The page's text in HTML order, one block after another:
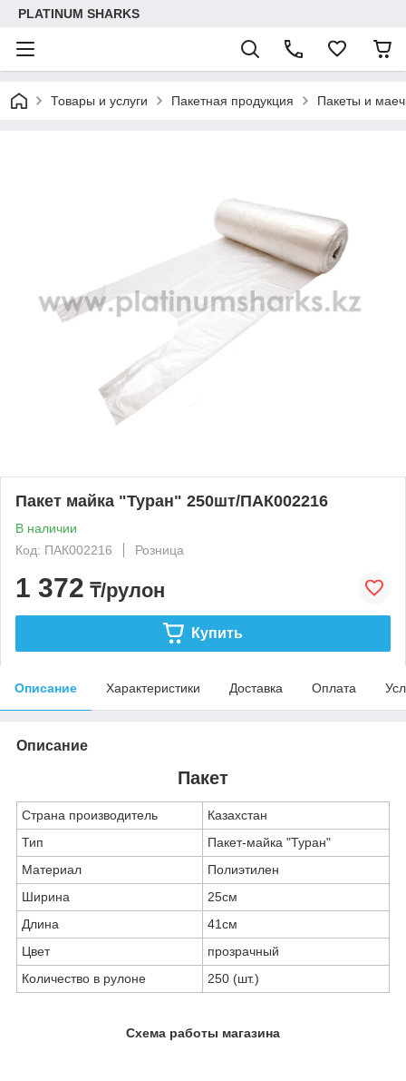
PLATINUM SHARKS
Товары и услуги Пакетная продукция Пакеты и
Пакет майка "Туран" 250шт/ПАК002216
В наличии
Код: ПАК002216
Розница
1 372 ₸/рулон
Купить
Описание Характеристики Доставка Оплата
Описание
Пакет
Страна производитель
Казахстан
Тип
Пакет-майка "Туран"
Материал
Полиэтилен
Ширина
25см
Длина
41см
Цвет
прозрачный
Количество в рулоне
250 (шт.)
Схема работы магазина